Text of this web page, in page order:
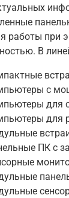
работы при
В
с
для
для
ПК с